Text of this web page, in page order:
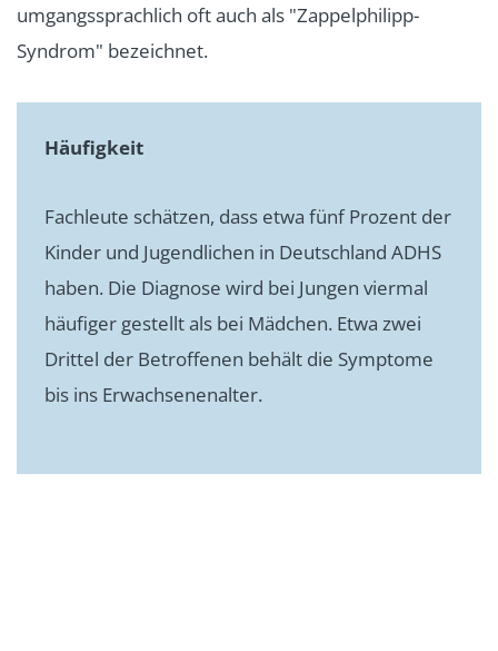
umgangssprachlich oft auch als "Zappelphilipp-
Syndrom" bezeichnet.
Häufigkeit
Fachleute schätzen, dass etwa fünf Prozent der
Kinder und Jugendlichen in Deutschland ADHS
haben. Die Diagnose wird bei Jungen viermal
häufiger gestellt als bei Mädchen. Etwa zwei
Drittel der Betroffenen behält die Symptome
bis ins Erwachsenenalter.